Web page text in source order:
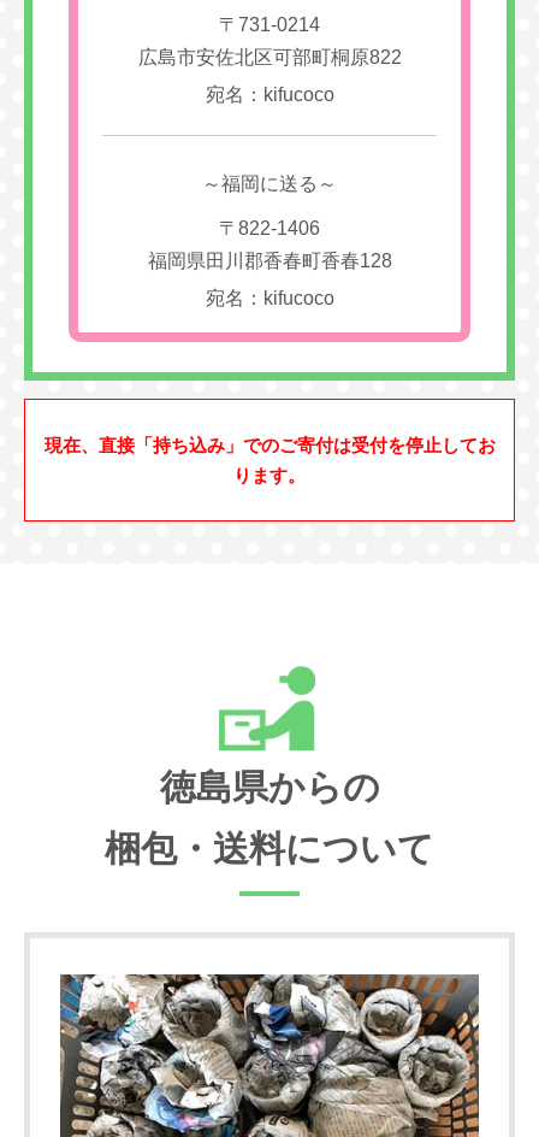
〒731-0214
広島市安佐北区可部町桐原822
宛名：kifucoco
～福岡に送る～
〒822-1406
福岡県田川郡香春町香春128
宛名：kifucoco
現在、直接「持ち込み」でのご寄付は受付を停止してお
ります。
徳島県からの
梱包・送料について